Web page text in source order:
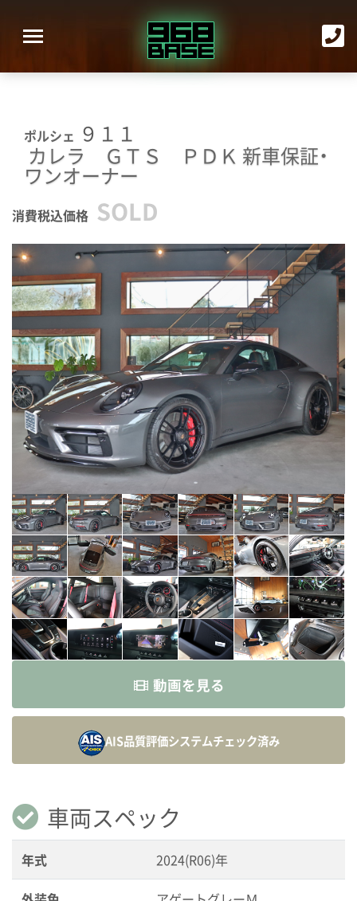
ポルシェ ９１１
カレラ ＧＴＳ ＰＤＫ 新車保証・
ワンオーナー
消費税込価格 SOLD
動画を見る
AIS品質評価システムチェック済み
車両スペック
年式 2024(R06)年